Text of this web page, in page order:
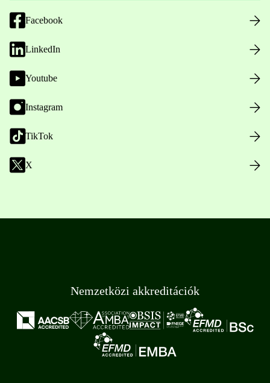
Facebook
LinkedIn
Youtube
Instagram
TikTok
X
Nemzetközi akkreditációk